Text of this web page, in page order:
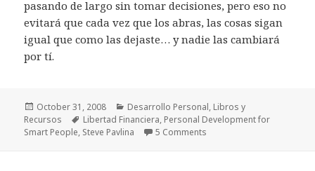
pasando de largo sin tomar decisiones, pero eso no
evitará que cada vez que los abras, las cosas sigan
igual que como las dejaste… y nadie las cambiará
por tí.
Posted
on
October 31, 2008 Categories
Desarrollo Personal, Libros y
Recursos
Tags
Libertad Financiera, Personal Development for
Smart People, Steve Pavlina 5 Comments